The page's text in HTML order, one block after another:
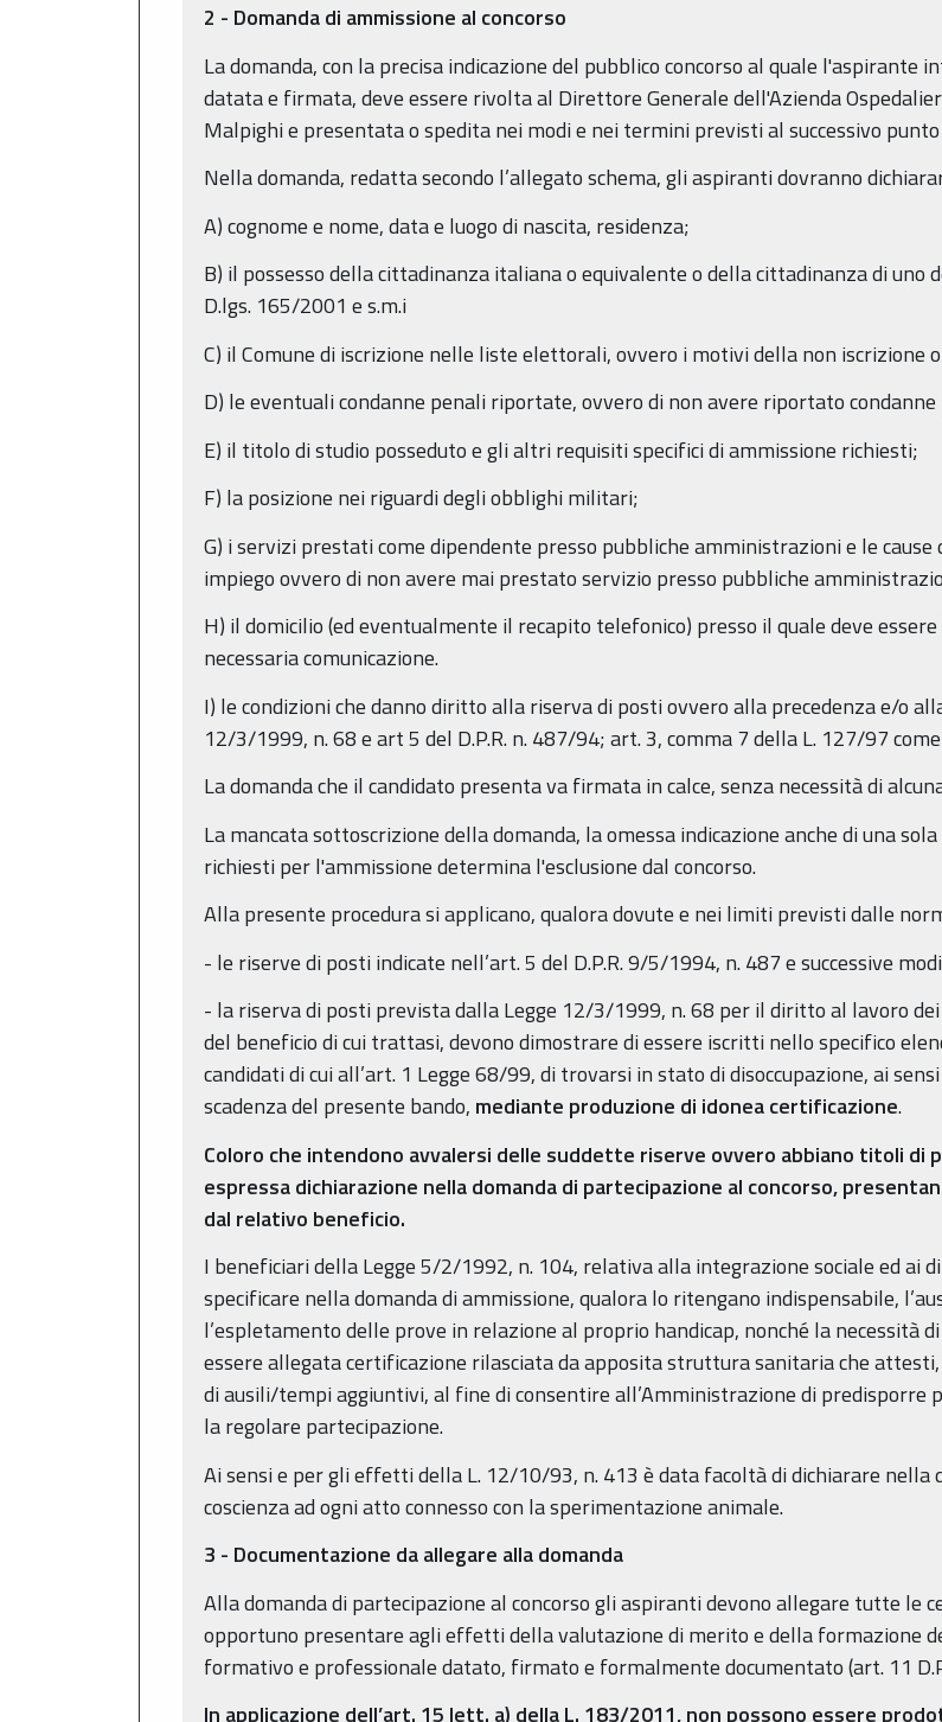
2 - Domanda di ammissione al concorso
La domanda, con la precisa indicazione del pubblico concorso al quale
datata e firmata, deve essere rivolta al Direttore Generale dell'Azienda
Malpighi e presentata o spedita nei modi e nei termini previsti al successivo
Nella domanda, redatta secondo l’allegato schema, gli aspiranti dovranno
A) cognome e nome, data e luogo di nascita, residenza;
B) il possesso della cittadinanza italiana o equivalente o della cittadinanza di uno
D.lgs. 165/2001 e s.m.i
C) il Comune di iscrizione nelle liste elettorali, ovvero i motivi della non iscrizione
D) le eventuali condanne penali riportate, ovvero di non avere riportato
E) il titolo di studio posseduto e gli altri requisiti specifici di ammissione richiesti;
F) la posizione nei riguardi degli obblighi militari;
G) i servizi prestati come dipendente presso pubbliche amministrazioni e le
impiego ovvero di non avere mai prestato servizio presso pubbliche
H) il domicilio (ed eventualmente il recapito telefonico) presso il quale deve
necessaria comunicazione.
I) le condizioni che danno diritto alla riserva di posti ovvero alla precedenza e/o
12/3/1999, n. 68 e art 5 del D.P.R. n. 487/94; art. 3, comma 7 della L. 127/97
La domanda che il candidato presenta va firmata in calce, senza necessità di
La mancata sottoscrizione della domanda, la omessa indicazione anche di una
richiesti per l'ammissione determina l'esclusione dal concorso.
Alla presente procedura si applicano, qualora dovute e nei limiti previsti dalle
- le riserve di posti indicate nell’art. 5 del D.P.R. 9/5/1994, n. 487 e successive
- la riserva di posti prevista dalla Legge 12/3/1999, n. 68 per il diritto al lavoro
del beneficio di cui trattasi, devono dimostrare di essere iscritti nello specifico
candidati di cui all’art. 1 Legge 68/99, di trovarsi in stato di disoccupazione, ai
scadenza del presente bando, mediante produzione di idonea certificazione.
Coloro che intendono avvalersi delle suddette riserve ovvero abbiano titoli di
espressa dichiarazione nella domanda di partecipazione al concorso,
dal relativo beneficio.
I beneficiari della Legge 5/2/1992, n. 104, relativa alla integrazione sociale ed ai
specificare nella domanda di ammissione, qualora lo ritengano indispensabile,
l’espletamento delle prove in relazione al proprio handicap, nonché la necessità
essere allegata certificazione rilasciata da apposita struttura sanitaria che
di ausili/tempi aggiuntivi, al fine di consentire all’Amministrazione di
la regolare partecipazione.
Ai sensi e per gli effetti della L. 12/10/93, n. 413 è data facoltà di dichiarare nella
coscienza ad ogni atto connesso con la sperimentazione animale.
3 - Documentazione da allegare alla domanda
Alla domanda di partecipazione al concorso gli aspiranti devono allegare tutte
opportuno presentare agli effetti della valutazione di merito e della formazione
formativo e professionale datato, firmato e formalmente documentato (art. 11
In applicazione dell’art. 15 lett. a) della L. 183/2011, non possono essere